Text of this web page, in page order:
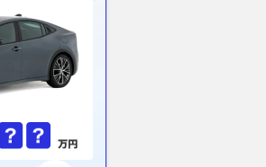
【このカイエンなんぼ？】え？